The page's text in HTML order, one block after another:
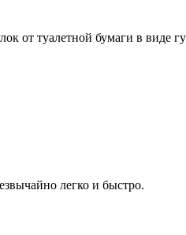
от туалетной бумаги в виде
легко и быстро.